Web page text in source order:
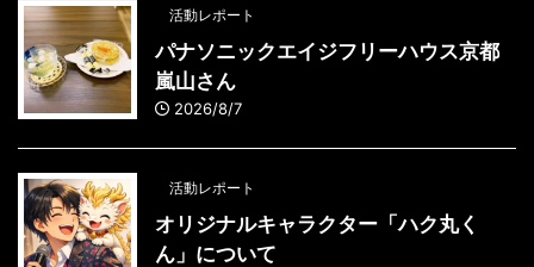
活動レポート
パナソニックエイジフリーハウス京都
嵐山さん
2026/8/7
活動レポート
オリジナルキャラクター「ハク丸く
ん」について